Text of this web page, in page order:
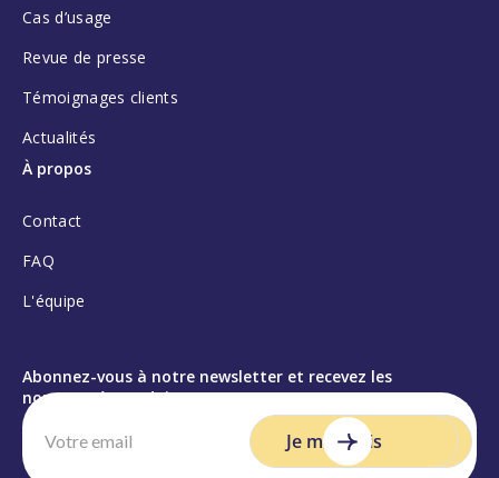
Cas d’usage
Revue de presse
Témoignages clients
Actualités
À propos
Contact
FAQ
L'équipe
Abonnez-vous à notre newsletter et recevez les
nouveautés produit :
Je
m'inscris